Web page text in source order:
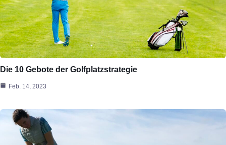
Die 10 Gebote der Golfplatzstrategie
Feb. 14, 2023